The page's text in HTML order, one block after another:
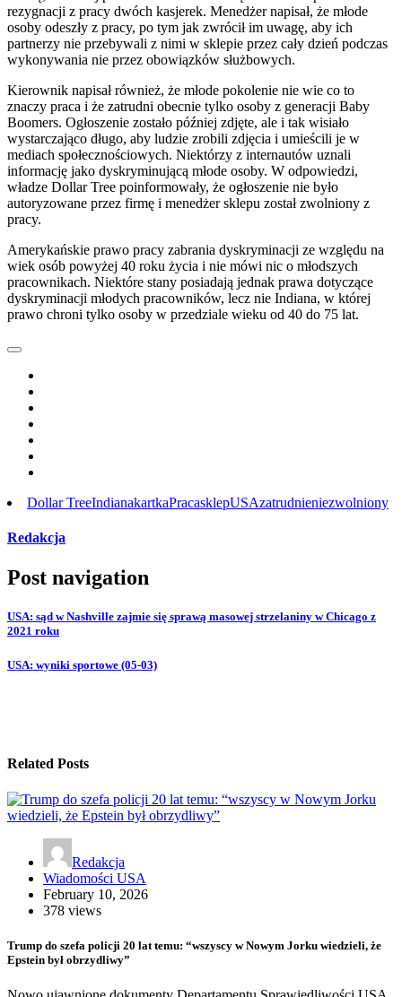
rezygnacji z pracy dwóch kasjerek. Menedżer napisał, że młode
osoby odeszły z pracy, po tym jak zwrócił im uwagę, aby ich
partnerzy nie przebywali z nimi w sklepie przez cały dzień podczas
wykonywania nie przez obowiązków służbowych.
Kierownik napisał również, że młode pokolenie nie wie co to
znaczy praca i że zatrudni obecnie tylko osoby z generacji Baby
Boomers. Ogłoszenie zostało później zdjęte, ale i tak wisiało
wystarczająco długo, aby ludzie zrobili zdjęcia i umieścili je w
mediach społecznościowych. Niektórzy z internautów uznali
informację jako dyskryminującą młode osoby. W odpowiedzi,
władze Dollar Tree poinformowały, że ogłoszenie nie było
autoryzowane przez firmę i menedżer sklepu został zwolniony z
pracy.
Amerykańskie prawo pracy zabrania dyskryminacji ze względu na
wiek osób powyżej 40 roku życia i nie mówi nic o młodszych
pracownikach. Niektóre stany posiadają jednak prawa dotyczące
dyskryminacji młodych pracowników, lecz nie Indiana, w której
prawo chroni tylko osoby w przedziale wieku od 40 do 75 lat.
Dollar TreeIndianakartkaPracasklepUSAzatrudnieniezwolniony
Redakcja
Post navigation
USA: sąd w Nashville zajmie się sprawą masowej strzelaniny w Chicago z
2021 roku
USA: wyniki sportowe (05-03)
Related Posts
Redakcja
Wiadomości USA
February 10, 2026
378 views
Trump do szefa policji 20 lat temu: “wszyscy w Nowym Jorku wiedzieli, że
Epstein był obrzydliwy”